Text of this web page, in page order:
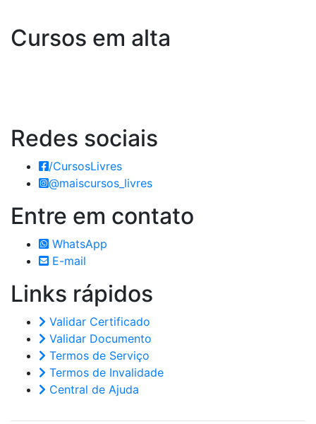
Cursos em alta
Redes sociais
/CursosLivres
@maiscursos_livres
Entre em contato
WhatsApp
E-mail
Links rápidos
Validar Certificado
Validar Documento
Termos de Serviço
Termos de Invalidade
Central de Ajuda